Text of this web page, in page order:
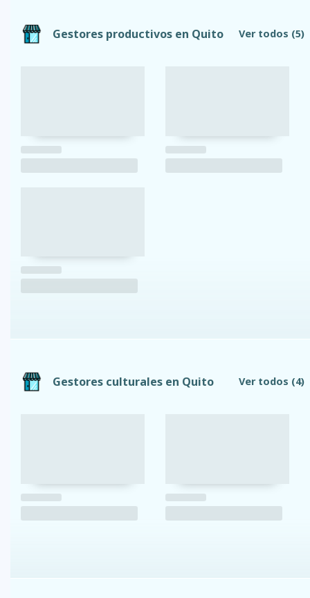
Gestores productivos en Quito Ver todos (5)
Gestores culturales en Quito Ver todos (4)